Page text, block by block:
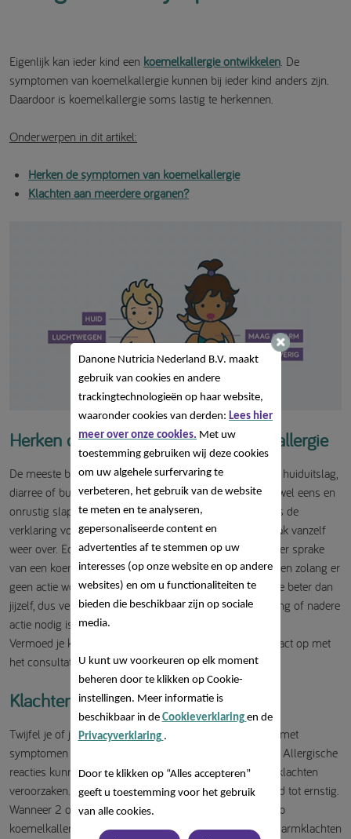
Reacties van maag en darmen
Eigenlijk kan ieder kind een koemelkallergie ontwikkelen . De
symptomen van koemelkallergie kunnen bij ieder kind anders zijn.
Daardoor is koemelkallergie soms lastig te herkennen.
Onderwerpen in dit artikel:
Herken de symptomen van koemelkallergie
Klachten aan meerdere organen?
Herken de symptomen van koemelkallergie
De meeste baby’s huilen regelmatig of hebben wel eens huiduitslag,
diarree of buikkrampjes. Ook spugen de meeste baby’s wel eens en
onrustig slapen doen ze allemaal zo af en toe. Meestal is de
verklaring voor deze klachten onschuldig en gaan ze vaak vanzelf
weer over. Echter, bij ongeveer 1 tot 5% van de baby’s is er sprake
van een koemelkallergie en blijven de klachten aanhouden zolang er
geen actie wordt ondernomen. Niemand kent jouw kindje beter dan
jijzelf, dus vertrouw op je ouderlijk instinct bij de beslissing of nadere
actie nodig is.
Vermoed je koemelkallergie bij je baby? Neem dan contact op met
het consultatiebureau of de (huis)arts.
Klachten aan meerdere organen?
Twijfel je of jouw kleintje koemelkallergie heeft? De lijst met
symptomen op de andere pagina's kan je hierbij helpen. Allergische
reacties kunnen in verschillende delen van het lichaam klachten
veroorzaken. Deze symptomen kunnen variëren van mild tot ernstig.
Wanneer 2 of meer organen betrokken zijn, is de kans op
koemelkallergie groter. Dus heeft je baby alleen maag-darmklachten
Danone Nutricia Nederland B.V. maakt
gebruik van cookies en andere
trackingtechnologieën op haar website,
waaronder cookies van derden: Lees hier
meer over onze cookies. Met uw
toestemming gebruiken wij deze cookies
om uw algehele surfervaring te
verbeteren, het gebruik van de website
te meten en te analyseren,
gepersonaliseerde content en
advertenties af te stemmen op uw
interesses (op onze website en op andere
websites) en om u functionaliteiten te
bieden die beschikbaar zijn op sociale
media.
U kunt uw voorkeuren op elk moment
beheren door te klikken op Cookie-
instellingen. Meer informatie is
beschikbaar in de Cookieverklaring en de
Privacyverklaring .
Door te klikken op “Alles accepteren”
geeft u toestemming voor het gebruik
van alle cookies.